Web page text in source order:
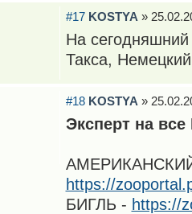
#17 KOSTYA »
На
Такса,
#18 KOSTYA »
Эксперт на
https://
БИГЛЬ - https://